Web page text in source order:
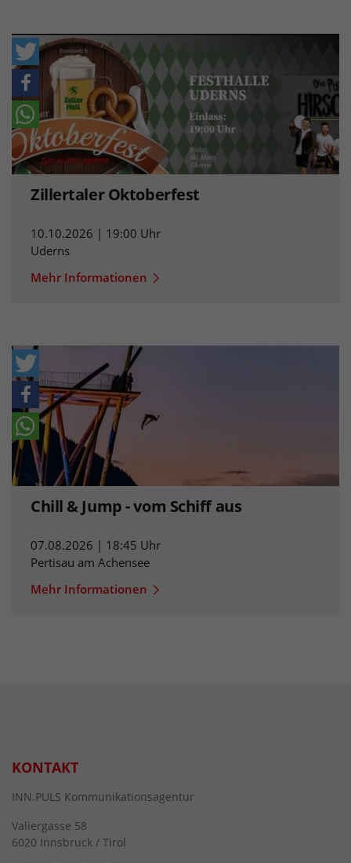
Zillertaler Oktoberfest
10.10.2026 | 19:00 Uhr
Uderns
Mehr Informationen
Chill & Jump - vom Schiff aus
07.08.2026 | 18:45 Uhr
Pertisau am Achensee
Mehr Informationen
KONTAKT
INN.PULS Kommunikationsagentur
Valiergasse 58
6020 Innsbruck / Tirol